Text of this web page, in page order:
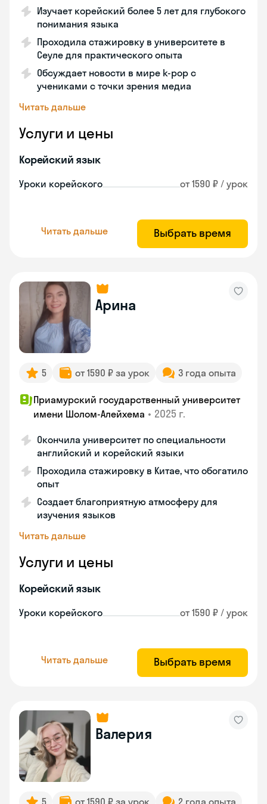
Изучает корейский более 5 лет для глубокого
понимания языка
Проходила стажировку в университете в
Сеуле для практического опыта
Обсуждает новости в мире k-pop с
учениками с точки зрения медиа
Читать дальше
Услуги и цены
Корейский язык
Уроки корейского от 1590 ₽ / урок
Читать дальше Выбрать время
Арина
5 от 1590 ₽ за урок 3 года опыта
Приамурский государственный университет
имени Шолом-Алейхема • 2025 г.
Окончила университет по специальности
английский и корейский языки
Проходила стажировку в Китае, что обогатило
опыт
Создает благоприятную атмосферу для
изучения языков
Читать дальше
Услуги и цены
Корейский язык
Уроки корейского от 1590 ₽ / урок
Читать дальше Выбрать время
Валерия
5 от 1590 ₽ за урок 2 года опыта